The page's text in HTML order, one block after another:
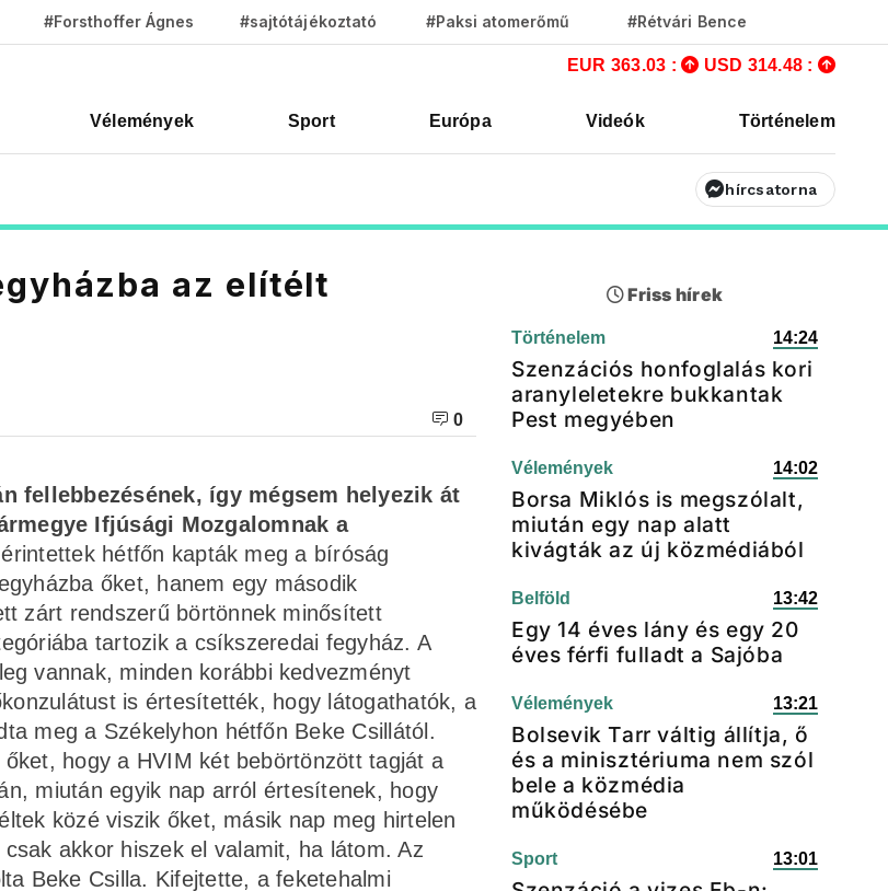
#Forsthoffer Ágnes #sajtótájékoztató #Paksi atomerőmű #Rétvári Bence
EUR 363.03 : USD 314.48 :
Vélemények Sport Európa Videók Történelem
hírcsatorna
az elítélt
0
fellebbezésének, így mégsem helyezik át
Ifjúsági Mozgalomnak a
hétfőn kapták meg a bíróság
őket, hanem egy második
zárt rendszerű börtönnek minősített
tartozik a csíkszeredai fegyház. A
vannak, minden korábbi kedvezményt
is értesítették, hogy látogathatók, a
meg a Székelyhon hétfőn Beke Csillától.
hogy a HVIM két bebörtönzött tagját a
miután egyik nap arról értesítenek, hogy
közé viszik őket, másik nap meg hirtelen
akkor hiszek el valamit, ha látom. Az
Beke Csilla. Kifejtette, a feketehalmi
Friss hírek
Történelem 14:24
Szenzációs honfoglalás kori
aranyleletekre bukkantak
Pest megyében
Vélemények 14:02
Borsa Miklós is megszólalt,
miután egy nap alatt
kivágták az új közmédiából
Belföld 13:42
Egy 14 éves lány és egy 20
éves férfi fulladt a Sajóba
Vélemények 13:21
Bolsevik Tarr váltig állítja, ő
és a minisztériuma nem szól
bele a közmédia
működésébe
Sport 13:01